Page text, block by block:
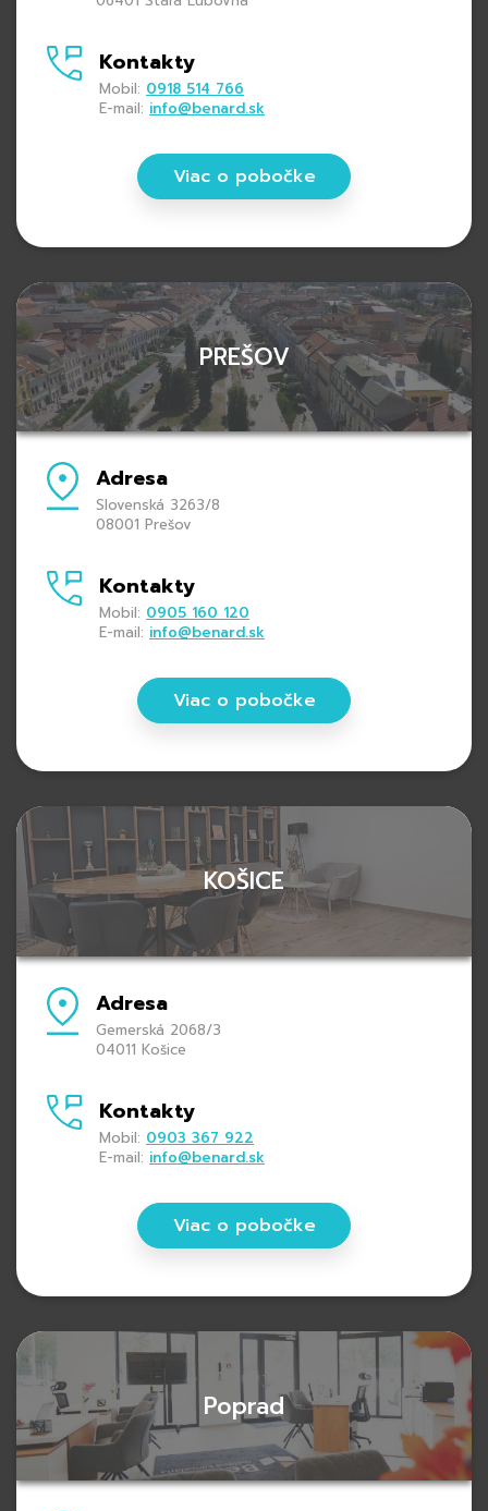
Kontakty
Mobil: 0918 514 766
E-mail: info@benard.sk
Viac o pobočke
PREŠOV
Adresa
Slovenská 3263/8
08001 Prešov
Kontakty
Mobil: 0905 160 120
E-mail: info@benard.sk
Viac o pobočke
KOŠICE
Adresa
Gemerská 2068/3
04011 Košice
Kontakty
Mobil: 0903 367 922
E-mail: info@benard.sk
Viac o pobočke
Poprad